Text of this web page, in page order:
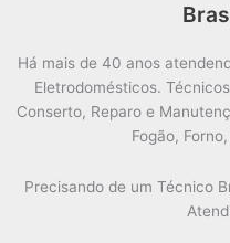
Há mais de 40 anos
Eletrodomésticos.
Conserto, Reparo e
Fogão,
Precisando de um Técnico